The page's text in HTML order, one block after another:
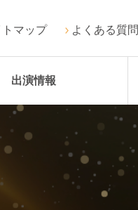
マップ よくある質問
出演情報